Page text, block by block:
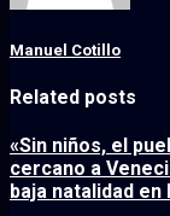
Manuel Cotillo
Related posts
«Sin niños, el
cercano a
baja natalidad en